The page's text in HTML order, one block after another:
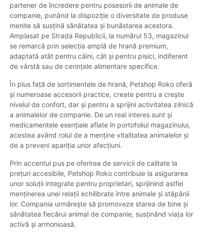
partener de încredere pentru posesorii de animale de
companie, punând la dispoziție o diversitate de produse
menite să susțină sănătatea și bunăstarea acestora.
Amplasat pe Strada Republicii, la numărul 53, magazinul
se remarcă prin selecția amplă de hrană premium,
adaptată atât pentru câini, cât și pentru pisici, indiferent
de vârstă sau de cerințele alimentare specifice.
În plus față de sortimentele de hrană, Petshop Roko oferă
și numeroase accesorii practice, create pentru a crește
nivelul de confort, dar și pentru a sprijini activitatea zilnică
a animalelor de companie. De un real interes sunt și
medicamentele esențiale aflate în portofoliul magazinului,
acestea având rolul de a menține vitalitatea animalelor și
de a preveni apariția unor afecțiuni.
Prin accentul pus pe oferirea de servicii de calitate la
prețuri accesibile, Petshop Roko contribuie la asigurarea
unor soluții integrate pentru proprietari, sprijinind astfel
menținerea unei relații echilibrate între animale și stăpânii
lor. Compania urmărește să promoveze starea de bine și
sănătatea fiecărui animal de companie, susținând viața lor
activă și armonioasă.